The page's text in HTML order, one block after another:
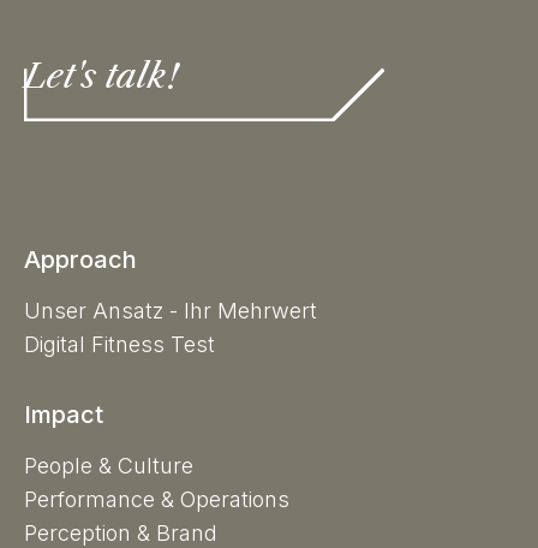
Let's talk!
Approach
Unser Ansatz - Ihr Mehrwert
Digital Fitness Test
Impact
People & Culture
Performance & Operations
Perception & Brand